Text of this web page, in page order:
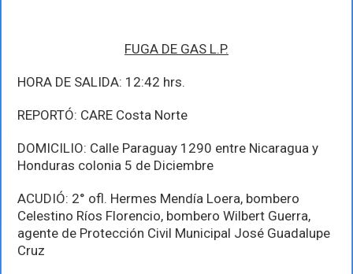
FUGA DE GAS L.P.
HORA DE SALIDA: 12:42 hrs.
REPORTÓ: CARE Costa Norte
DOMICILIO: Calle Paraguay 1290 entre Nicaragua y
Honduras colonia 5 de Diciembre
ACUDIÓ: 2° ofl. Hermes Mendía Loera, bombero
Celestino Ríos Florencio, bombero Wilbert Guerra,
agente de Protección Civil Municipal José Guadalupe
Cruz